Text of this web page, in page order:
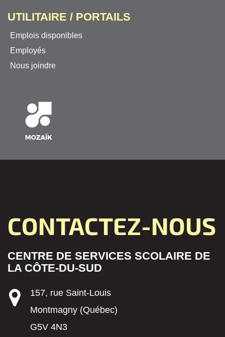
UTILITAIRE / PORTAILS
Emplois disponibles
Employés
Nous joindre
CONTACTEZ-NOUS
CENTRE DE SERVICES SCOLAIRE DE
LA CÔTE-DU-SUD
157, rue Saint-Louis
Montmagny (Québec)
G5V 4N3